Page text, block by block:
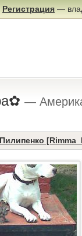
Регистрация —
—